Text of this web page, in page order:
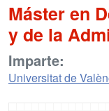
Máster en
y de la
Imparte:
Universitat de